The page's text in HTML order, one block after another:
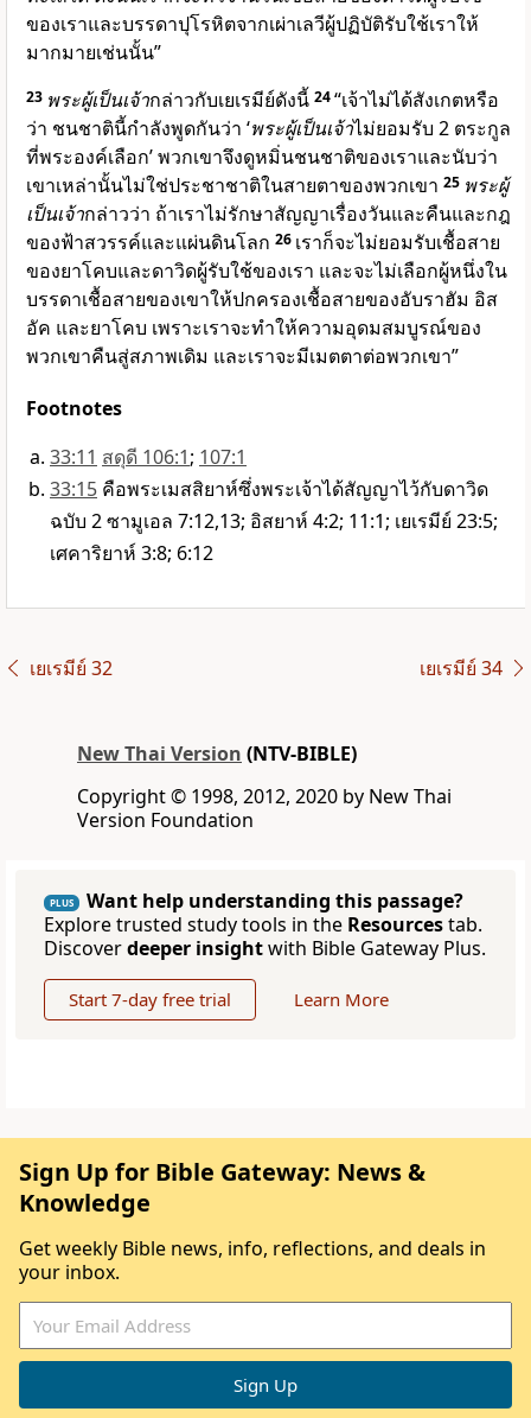
ของเราและบรรดาปุโรหิตจากเผ่าเลวีผู้ปฏิบัติรับใช้เราให้
มากมายเช่นนั้น”
23 พระผู้เป็นเจ้ากล่าวกับเยเรมีย์ดังนี้ 24“เจ้าไม่ได้สังเกตหรือ
ว่า ชนชาตินี้กำลังพูดกันว่า ‘พระผู้เป็นเจ้าไม่ยอมรับ 2 ตระกูล
ที่พระองค์เลือก’ พวกเขาจึงดูหมิ่นชนชาติของเราและนับว่า
เขาเหล่านั้นไม่ใช่ประชาชาติในสายตาของพวกเขา 25 พระผู้
เป็นเจ้ากล่าวว่า ถ้าเราไม่รักษาสัญญาเรื่องวันและคืนและกฎ
ของฟ้าสวรรค์และแผ่นดินโลก 26 เราก็จะไม่ยอมรับเชื้อสาย
ของยาโคบและดาวิดผู้รับใช้ของเรา และจะไม่เลือกผู้หนึ่งใน
บรรดาเชื้อสายของเขาให้ปกครองเชื้อสายของอับราฮัม อิส
อัค และยาโคบ เพราะเราจะทำให้ความอุดมสมบูรณ์ของ
พวกเขาคืนสู่สภาพเดิม และเราจะมีเมตตาต่อพวกเขา”
Footnotes
33:11 สดุดี 106:1; 107:1
33:15 คือพระเมสสิยาห์ซึ่งพระเจ้าได้สัญญาไว้กับดาวิด
ฉบับ 2 ซามูเอล 7:12,13; อิสยาห์ 4:2; 11:1; เยเรมีย์ 23:5;
เศคาริยาห์ 3:8; 6:12
เยเรมีย์ 32 เยเรมีย์ 34
New Thai Version (NTV-BIBLE)
Copyright © 1998, 2012, 2020 by New Thai
Version Foundation
PLUS
Want help understanding this passage?
Explore trusted study tools in the Resourcestab.
Discoverdeeper insightwith Bible Gateway Plus.
Start 7-day free trial Learn More
Sign Up for Bible Gateway: News &
Knowledge
Get weekly Bible news, info, reflections, and deals in
your inbox.